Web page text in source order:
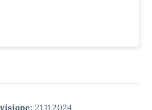
21.11.2024